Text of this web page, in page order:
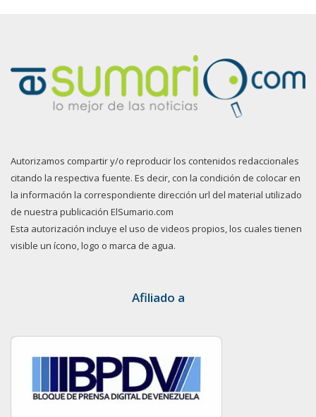
Autorizamos compartir y/o reproducir los contenidos redaccionales
citando la respectiva fuente. Es decir, con la condición de colocar en
la información la correspondiente dirección url del material utilizado
de nuestra publicación ElSumario.com
Esta autorización incluye el uso de videos propios, los cuales tienen
visible un ícono, logo o marca de agua.
Afiliado a